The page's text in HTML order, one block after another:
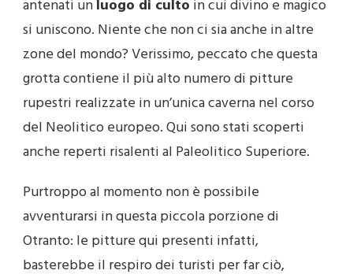
antenati unluogo di culto in cui divino e magico
si uniscono. Niente che non ci sia anche in altre
zone del mondo? Verissimo, peccato che questa
grotta contiene il più alto numero di pitture
rupestri realizzate in un’unica caverna nel corso
del Neolitico europeo. Qui sono stati scoperti
anche reperti risalenti al Paleolitico Superiore.
Purtroppo al momento non è possibile
avventurarsi in questa piccola porzione di
Otranto: le pitture qui presenti infatti,
basterebbe il respiro dei turisti per far ciò,